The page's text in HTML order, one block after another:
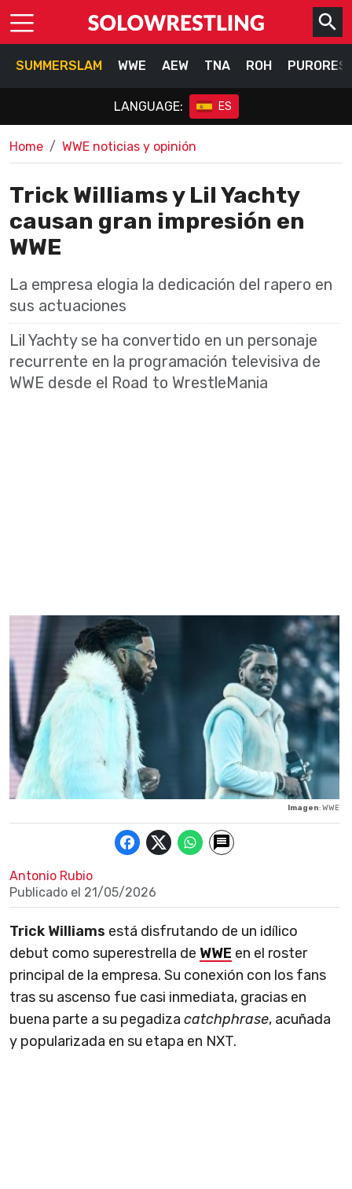
SUMMERSLAM WWE AEW TNA ROH
LANGUAGE: ES
Home WWE noticias y opinión
Trick Williams y Lil Yachty
causan gran impresión en
WWE
La empresa elogia la dedicación del rapero en
sus actuaciones
Lil Yachty se ha convertido en un personaje
recurrente en la programación televisiva de
WWE desde el Road to WrestleMania
Imagen: WWE
Antonio Rubio
Publicado el 21/05/2026
Trick Williams está disfrutando de un idílico
debut como superestrella de WWE en el roster
principal de la empresa. Su conexión con los fans
tras su ascenso fue casi inmediata, gracias en
buena parte a su pegadiza catchphrase, acuñada
y popularizada en su etapa en NXT.